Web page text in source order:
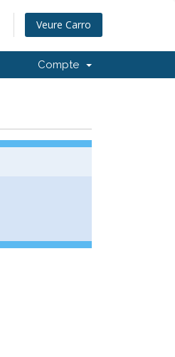
Veure Carro
Compte